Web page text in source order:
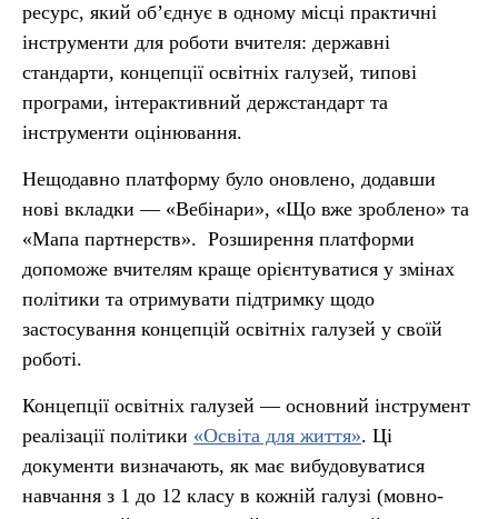
ресурс, який об’єднує в одному місці практичні
інструменти для роботи вчителя: державні
стандарти, концепції освітніх галузей, типові
програми, інтерактивний держстандарт та
інструменти оцінювання.
Нещодавно платформу було оновлено, додавши
нові вкладки — «Вебінари», «Що вже зроблено» та
«Мапа партнерств». Розширення платформи
допоможе вчителям краще орієнтуватися у змінах
політики та отримувати підтримку щодо
застосування концепцій освітніх галузей у своїй
роботі.
Концепції освітніх галузей — основний інструмент
реалізації політики «Освіта для життя». Ці
документи визначають, як має вибудовуватися
навчання з 1 до 12 класу в кожній галузі (мовно-